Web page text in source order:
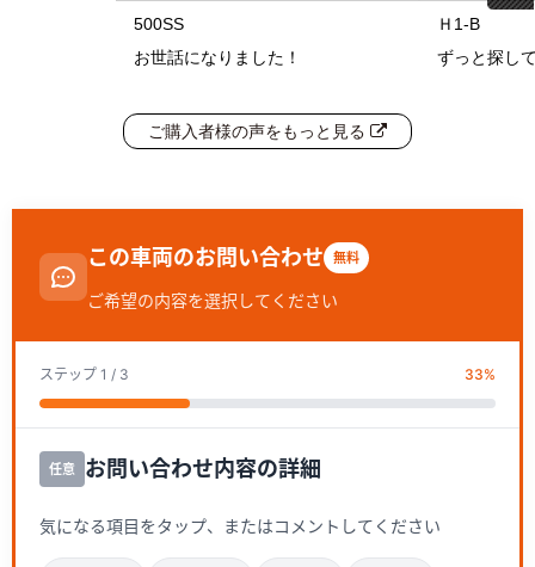
500SS
お世話になりました！
Ｈ1-B
ずっと探し
ご購入者様の声をもっと見る
この車両のお問い合わせ 無料
ご希望の内容を選択してください
ステップ 1 / 3 33%
任意 お問い合わせ内容の詳細
気になる項目をタップ、またはコメントしてください